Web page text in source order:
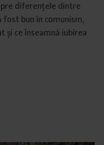
diferențele dintre
bun în comunism,
și ce înseamnă iubirea